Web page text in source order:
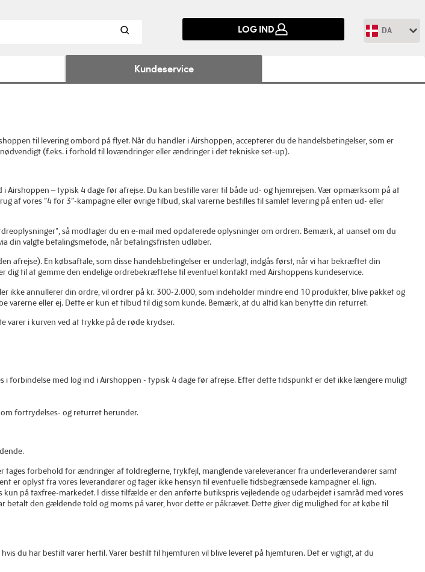
LOG IND DA
Kundeservice
til levering ombord på flyet. Når du handler i Airshoppen, accepterer du de handelsbetingelser, som er
(f.eks. i forhold til lovændringer eller ændringer i det tekniske set-up).
– typisk 4 dage før afrejse. Du kan bestille varer til både ud- og hjemrejsen. Vær opmærksom på at
af vores ”4 for 3”-kampagne eller øvrige tilbud, skal varerne bestilles til samlet levering på enten ud- eller
så modtager du en e-mail med opdaterede oplysninger om ordren. Bemærk, at uanset om du
din valgte betalingsmetode, når betalingsfristen udløber.
afrejse). En købsaftale, som disse handelsbetingelser er underlagt, indgås først, når vi har bekræftet din
til at gemme den endelige ordrebekræftelse til eventuel kontakt med Airshoppens kundeservice.
ikke annullerer din ordre, vil ordrer på kr. 300-2.000, som indeholder mindre end 10 produkter, blive pakket og
varerne eller ej. Dette er kun et tilbud til dig som kunde. Bemærk, at du altid kan benytte din returret.
varer i kurven ved at trykke på de røde krydser.
forbindelse med log ind i Airshoppen - typisk 4 dage før afrejse. Efter dette tidspunkt er det ikke længere muligt
fortrydelses- og returret herunder.
forbehold for ændringer af toldreglerne, trykfejl, manglende vareleverancer fra underleverandører samt
oplyst fra vores leverandører og tager ikke hensyn til eventuelle tidsbegrænsede kampagner el. lign.
på taxfree-markedet. I disse tilfælde er den anførte butikspris vejledende og udarbejdet i samråd med vores
den gældende told og moms på varer, hvor dette er påkrævet. Dette giver dig mulighed for at købe til
du har bestilt varer hertil. Varer bestilt til hjemturen vil blive leveret på hjemturen. Det er vigtigt, at du